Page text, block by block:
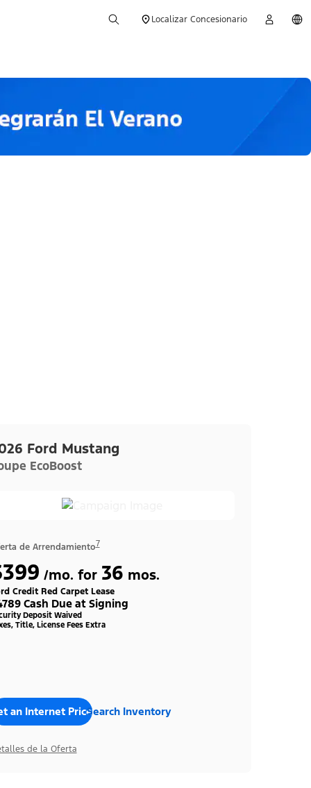
Localizar Concesionario
Ford Mustang
EcoBoost
de Arrendamiento7
/mo. for 36 mos.
Credit Red Carpet Lease
Cash Due at Signing
Deposit Waived
Title, License Fees Extra
an Internet PriceSearch Inventory
de la Oferta